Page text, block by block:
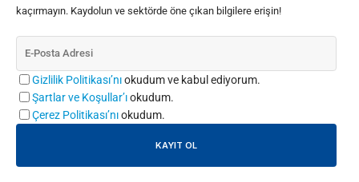
kaçırmayın. Kaydolun ve sektörde öne çıkan bilgilere erişin!
Gizlilik Politikası’nıokudum ve kabul ediyorum.
Şartlar ve Koşullar’ıokudum.
Çerez Politikası’nıokudum.